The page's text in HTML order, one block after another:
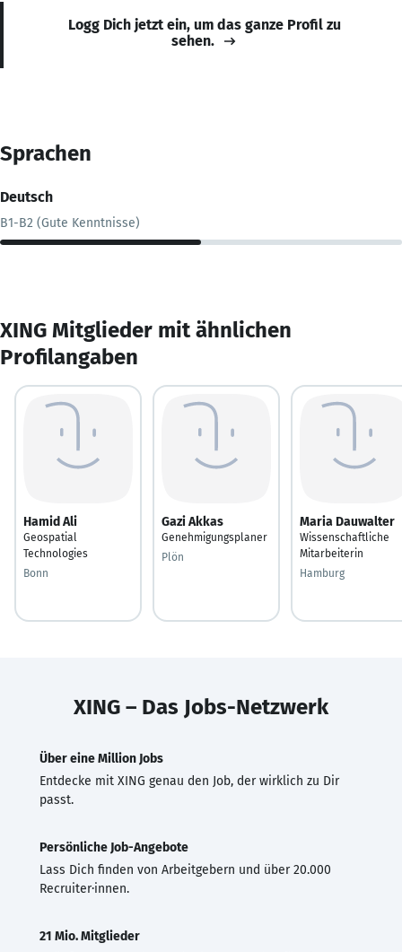
Logg Dich jetzt ein, um das ganze Profil zu
sehen.
Sprachen
Deutsch
B1-B2 (Gute Kenntnisse)
XING Mitglieder mit ähnlichen
Profilangaben
Hamid Ali
Geospatial
Technologies
Bonn
Gazi Akkas
Genehmigungsplaner
Plön
Maria Dauwalter
Wissenschaftliche
Mitarbeiterin
Hamburg
XING – Das Jobs-Netzwerk
Über eine Million Jobs
Entdecke mit XING genau den Job, der wirklich zu Dir
passt.
Persönliche Job-Angebote
Lass Dich finden von Arbeitgebern und über 20.000
Recruiter·innen.
21 Mio. Mitglieder